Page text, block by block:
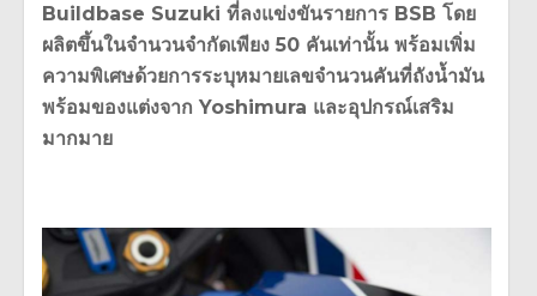
Buildbase Suzuki ที่ลงแข่งขันรายการ BSB โดย
ผลิตขึ้นในจำนวนจำกัดเพียง 50 คันเท่านั้น พร้อมเพิ่ม
ความพิเศษด้วยการระบุหมายเลขจำนวนคันที่ถังน้ำมัน
พร้อมของแต่งจาก Yoshimura และอุปกรณ์เสริม
มากมาย